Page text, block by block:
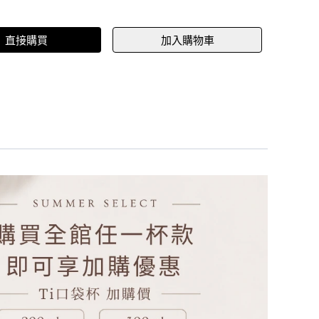
直接購買 加入購物車